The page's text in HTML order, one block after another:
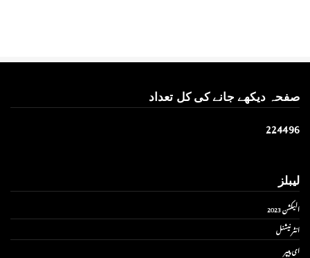
صفحہ دیکھے جانے کی کل تعداد
224496
لیبلز
الیکشن 2023
انٹر نیشنل
ای پیپر